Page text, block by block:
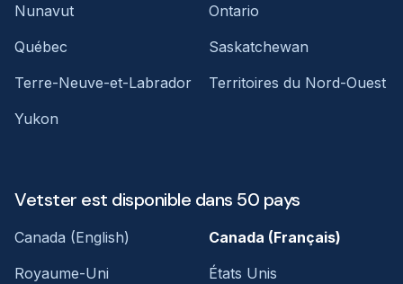
Nunavut
Ontario
Québec
Saskatchewan
Terre-Neuve-et-Labrador
Territoires du Nord-Ouest
Yukon
Vetster est disponible dans 50 pays
Canada (English)
Canada (Français)
Royaume-Uni
États Unis